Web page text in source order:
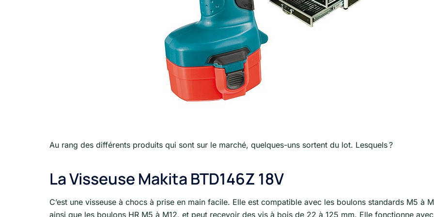
Au rang des différents produits qui sont sur le marché, quelques-uns sortent du lot. Lesquels ?
La Visseuse Makita BTD146Z 18V
C’est une visseuse à chocs à prise en main facile. Elle est compatible avec les boulons standards M5 à
ainsi que les boulons HR M5 à M12, et peut recevoir des vis à bois de 22 à 125 mm. Elle fonctionne avec